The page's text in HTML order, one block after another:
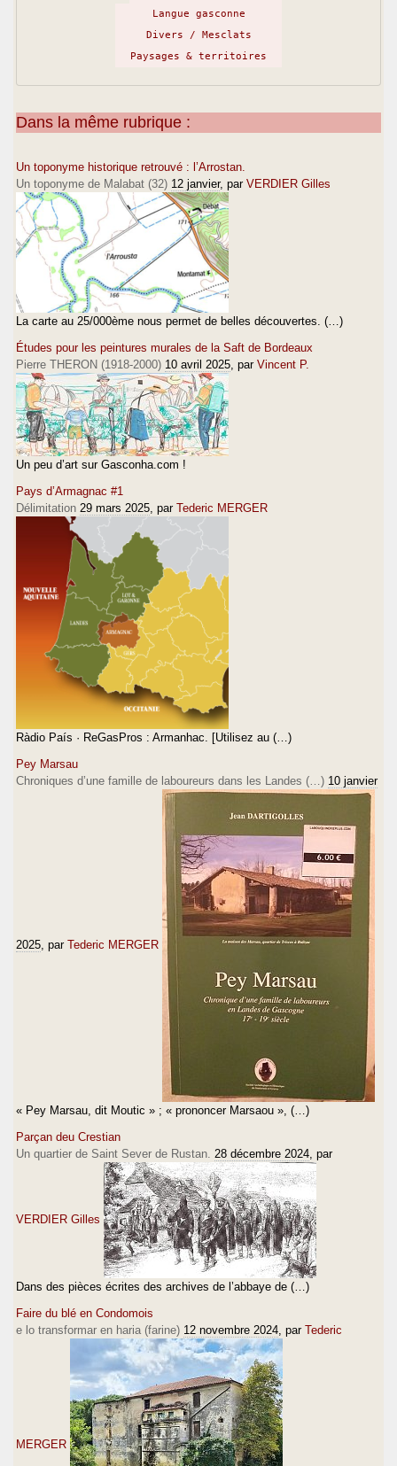
Langue gasconne
Divers / Mesclats
Paysages & territoires
Dans la même rubrique :
Un toponyme historique retrouvé : l’Arrostan.
Un toponyme de Malabat (32) 12 janvier, par VERDIER Gilles
La carte au 25/000ème nous permet de belles découvertes. (…)
Études pour les peintures murales de la Saft de Bordeaux
Pierre THERON (1918-2000) 10 avril 2025 , par Vincent P.
Un peu d’art sur Gasconha.com !
Pays d’Armagnac #1
Délimitation 29 mars 2025 , par Tederic MERGER
Ràdio País · ReGasPros : Armanhac. [Utilisez au (…)
Pey Marsau
Chroniques d’une famille de laboureurs dans les Landes (…) 10 janvier
2025 , par Tederic MERGER
« Pey Marsau, dit Moutic » ; « prononcer Marsaou », (…)
Parçan deu Crestian
Un quartier de Saint Sever de Rustan. 28 décembre 2024 , par
VERDIER Gilles
Dans des pièces écrites des archives de l’abbaye de (…)
Faire du blé en Condomois
e lo transformar en haria (farine) 12 novembre 2024 , par Tederic
MERGER